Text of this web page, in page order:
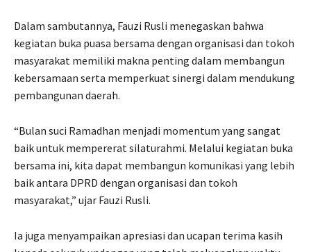
Dalam sambutannya, Fauzi Rusli menegaskan bahwa
kegiatan buka puasa bersama dengan organisasi dan tokoh
masyarakat memiliki makna penting dalam membangun
kebersamaan serta memperkuat sinergi dalam mendukung
pembangunan daerah.
“Bulan suci Ramadhan menjadi momentum yang sangat
baik untuk mempererat silaturahmi. Melalui kegiatan buka
bersama ini, kita dapat membangun komunikasi yang lebih
baik antara DPRD dengan organisasi dan tokoh
masyarakat,” ujar Fauzi Rusli.
Ia juga menyampaikan apresiasi dan ucapan terima kasih